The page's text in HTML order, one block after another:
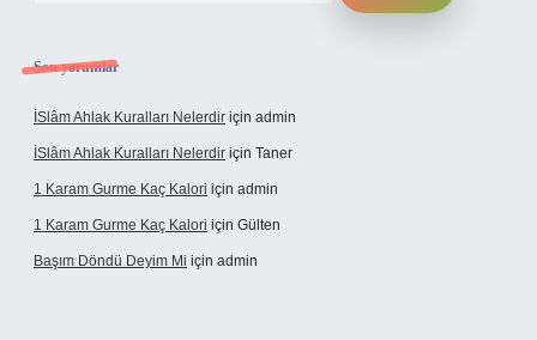
Son yorumlar
İSlâm Ahlak Kuralları Nelerdir için admin
İSlâm Ahlak Kuralları Nelerdir için Taner
1 Karam Gurme Kaç Kalori için admin
1 Karam Gurme Kaç Kalori için Gülten
Başım Döndü Deyim Mi için admin